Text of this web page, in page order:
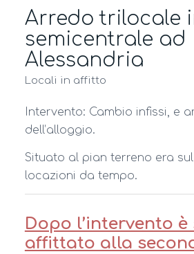
Arredo trilocale
semicentrale ad
Alessandria
Locali in affitto
Intervento: Cambio infissi, e
dell’alloggio.
Situato al pian terreno era
locazioni da tempo.
Dopo l’intervento
affittato alla